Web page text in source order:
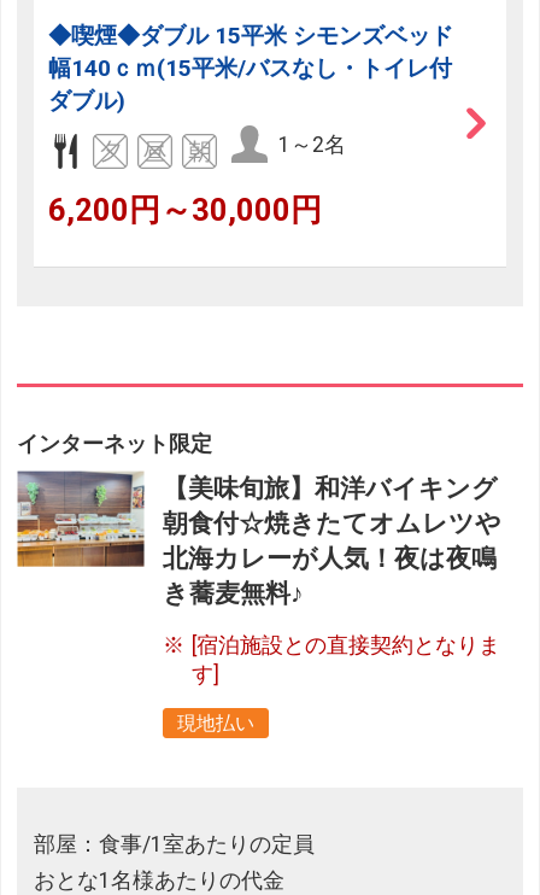
◆喫煙◆ダブル 15平米 シモンズベッド
幅140ｃｍ(15平米/バスなし・トイレ付
ダブル)
1～2名
6,200円～30,000円
インターネット限定
【美味旬旅】和洋バイキング
朝食付☆焼きたてオムレツや
北海カレーが人気！夜は夜鳴
き蕎麦無料♪
[宿泊施設との直接契約となりま
す]
現地払い
部屋：食事/1室あたりの定員
おとな1名様あたりの代金